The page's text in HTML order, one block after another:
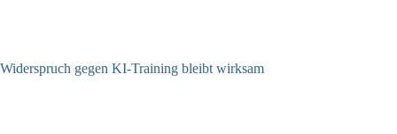
Widerspruch gegen KI-Training bleibt wirksam